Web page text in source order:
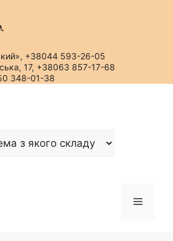
+38044 593-26-05
17, +38063 857-17-68
348-01-38
Меню